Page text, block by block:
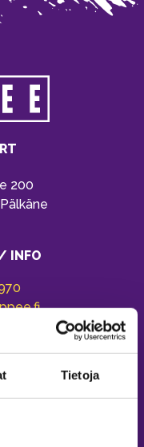
Tietoja
200
INFO